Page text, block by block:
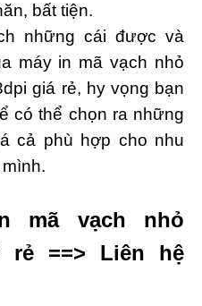
bất tiện.
những cái được và
máy in mã vạch nhỏ
giá rẻ, hy vọng bạn
có thể chọn ra những
cả phù hợp cho nhu
mã vạch nhỏ
rẻ ==> Liên hệ